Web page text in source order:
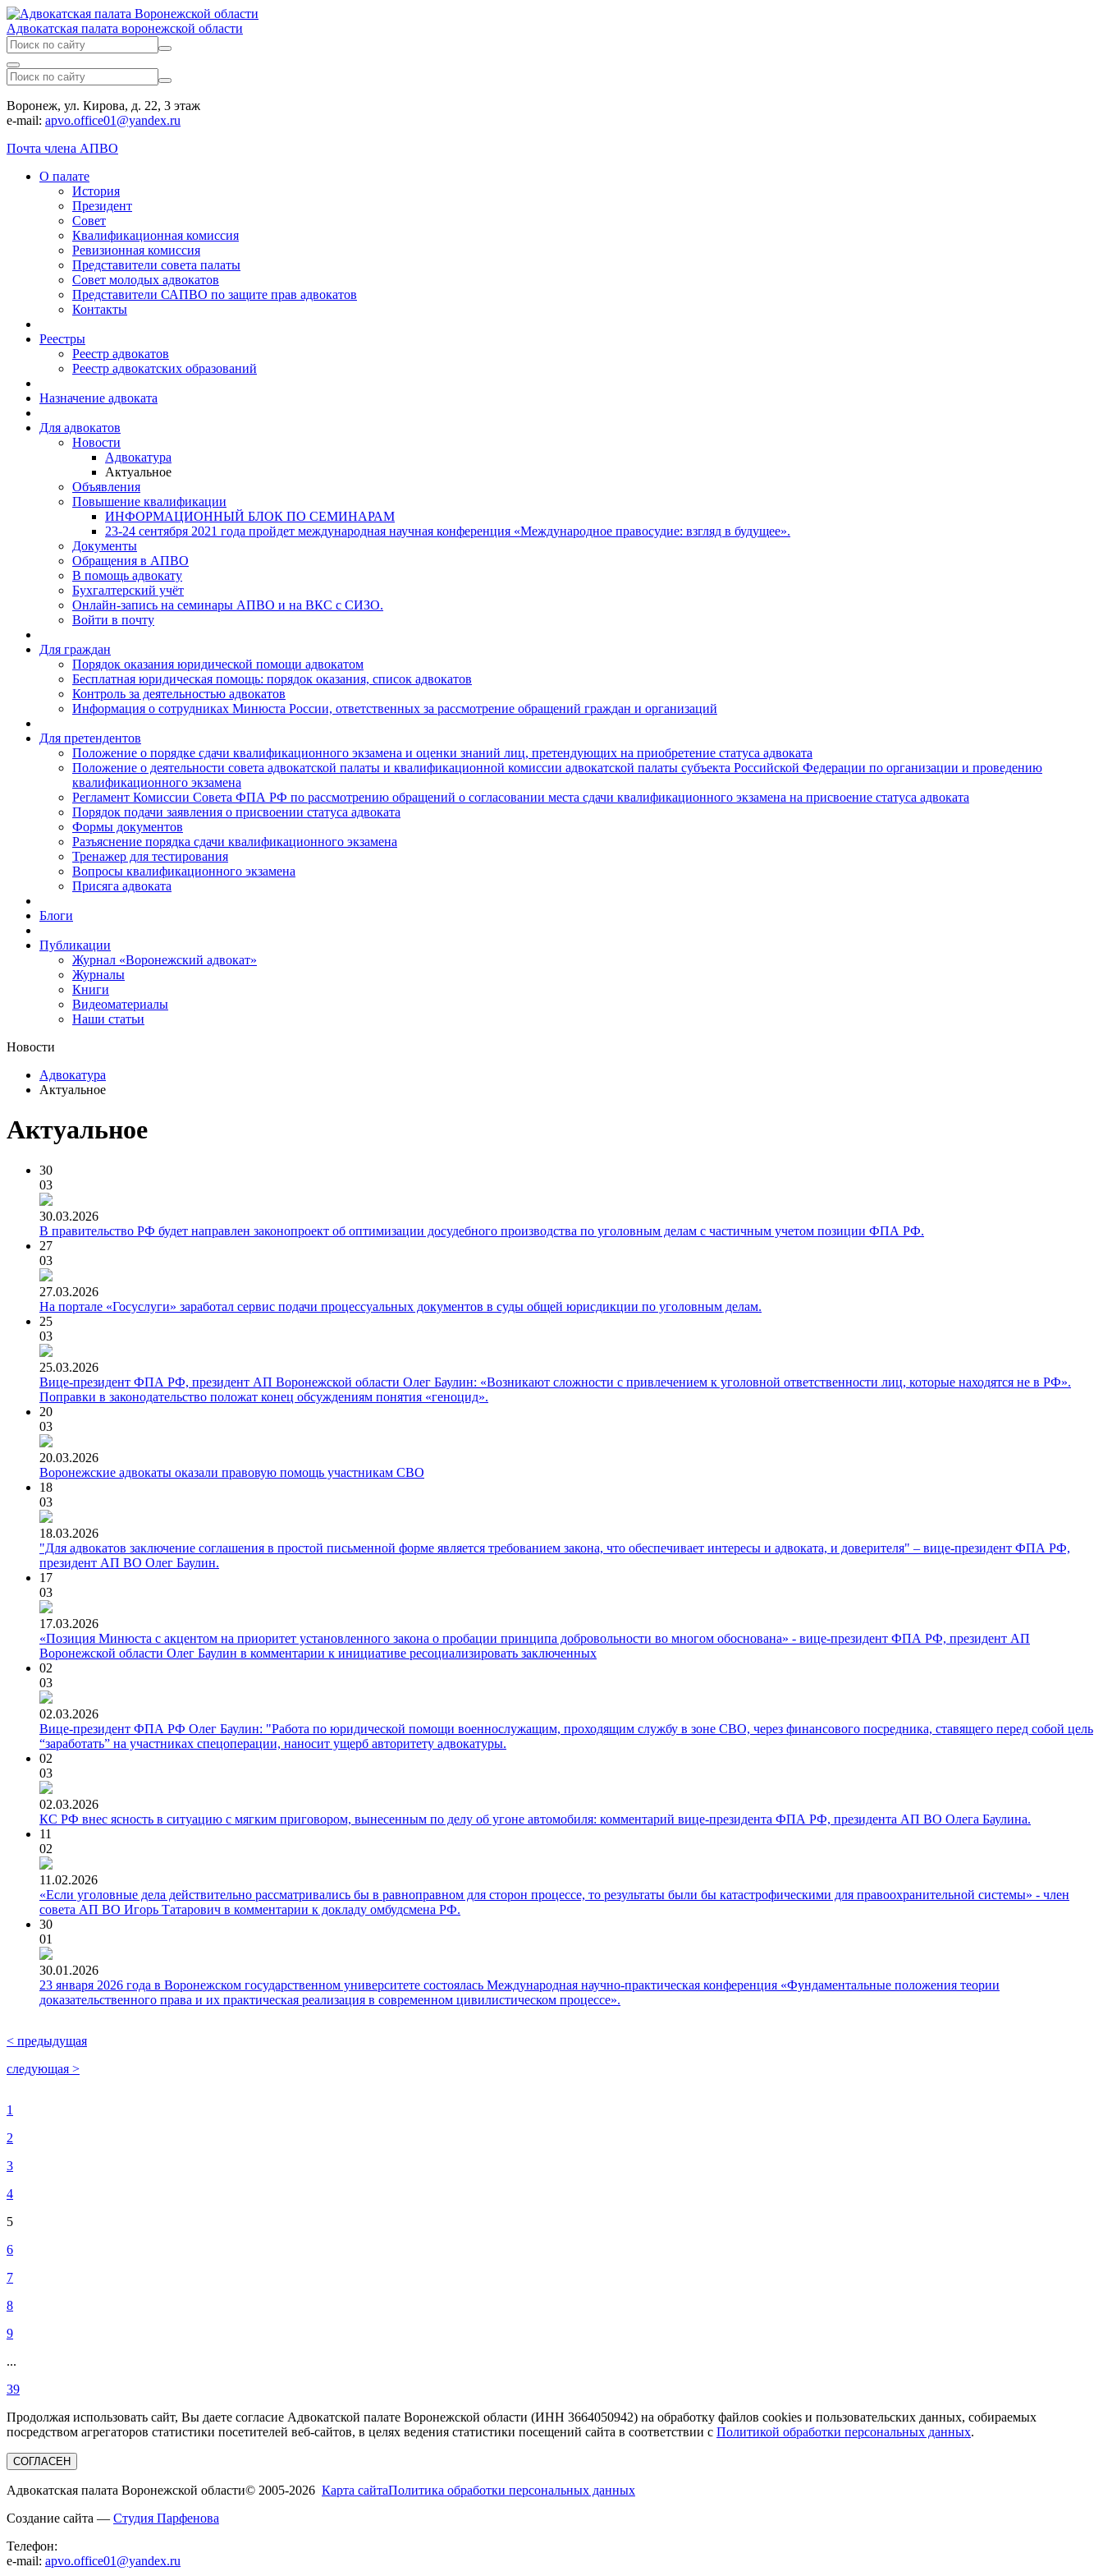
Адвокатская палата воронежской области
Воронеж, ул. Кирова, д. 22, 3 этаж
e-mail: apvo.office01@yandex.ru
Почта члена АПВО
О палате
История
Президент
Совет
Квалификационная комиссия
Ревизионная комиссия
Представители совета палаты
Совет молодых адвокатов
Представители САПВО по защите прав адвокатов
Контакты
Реестры
Реестр адвокатов
Реестр адвокатских образований
Назначение адвоката
Для адвокатов
Новости
Адвокатура
Актуальное
Объявления
Повышение квалификации
ИНФОРМАЦИОННЫЙ БЛОК ПО СЕМИНАРАМ
23-24 сентября 2021 года пройдет международная научная конференция «Международное правосудие: взгляд в будущее».
Документы
Обращения в АПВО
В помощь адвокату
Бухгалтерский учёт
Онлайн-запись на семинары АПВО и на ВКС с СИЗО.
Войти в почту
Для граждан
Порядок оказания юридической помощи адвокатом
Бесплатная юридическая помощь: порядок оказания, список адвокатов
Контроль за деятельностью адвокатов
Информация о сотрудниках Минюста России, ответственных за рассмотрение обращений граждан и организаций
Для претендентов
Положение о порядке сдачи квалификационного экзамена и оценки знаний лиц, претендующих на приобретение статуса адвоката
Положение о деятельности совета адвокатской палаты и квалификационной комиссии адвокатской палаты субъекта Российской Федерации по организации и проведению
квалификационного экзамена
Регламент Комиссии Совета ФПА РФ по рассмотрению обращений о согласовании места сдачи квалификационного экзамена на присвоение статуса адвоката
Порядок подачи заявления о присвоении статуса адвоката
Формы документов
Разъяснение порядка сдачи квалификационного экзамена
Тренажер для тестирования
Вопросы квалификационного экзамена
Присяга адвоката
Блоги
Публикации
Журнал «Воронежский адвокат»
Журналы
Книги
Видеоматериалы
Наши статьи
Новости
Адвокатура
Актуальное
Актуальное
30
03
30.03.2026
В правительство РФ будет направлен законопроект об оптимизации досудебного производства по уголовным делам с частичным учетом позиции ФПА РФ.
27
03
27.03.2026
На портале «Госуслуги» заработал сервис подачи процессуальных документов в суды общей юрисдикции по уголовным делам.
25
03
25.03.2026
Вице-президент ФПА РФ, президент АП Воронежской области Олег Баулин: «Возникают сложности с привлечением к уголовной ответственности лиц, которые находятся не в РФ».
Поправки в законодательство положат конец обсуждениям понятия «геноцид».
20
03
20.03.2026
Воронежские адвокаты оказали правовую помощь участникам СВО
18
03
18.03.2026
"Для адвокатов заключение соглашения в простой письменной форме является требованием закона, что обеспечивает интересы и адвоката, и доверителя" – вице-президент ФПА РФ,
президент АП ВО Олег Баулин.
17
03
17.03.2026
«Позиция Минюста с акцентом на приоритет установленного закона о пробации принципа добровольности во многом обоснована» - вице-президент ФПА РФ, президент АП
Воронежской области Олег Баулин в комментарии к инициативе ресоциализировать заключенных
02
03
02.03.2026
Вице-президент ФПА РФ Олег Баулин: "Работа по юридической помощи военнослужащим, проходящим службу в зоне СВО, через финансового посредника, ставящего перед собой цель
“заработать” на участниках спецоперации, наносит ущерб авторитету адвокатуры.
02
03
02.03.2026
КС РФ внес ясность в ситуацию с мягким приговором, вынесенным по делу об угоне автомобиля: комментарий вице-президента ФПА РФ, президента АП ВО Олега Баулина.
11
02
11.02.2026
«Если уголовные дела действительно рассматривались бы в равноправном для сторон процессе, то результаты были бы катастрофическими для правоохранительной системы» - член
совета АП ВО Игорь Татарович в комментарии к докладу омбудсмена РФ.
30
01
30.01.2026
23 января 2026 года в Воронежском государственном университете состоялась Международная научно-практическая конференция «Фундаментальные положения теории
доказательственного права и их практическая реализация в современном цивилистическом процессе».
< предыдущая
следующая >
1
2
3
4
5
6
7
8
9
...
39
Продолжая использовать сайт, Вы даете согласие Адвокатской палате Воронежской области (ИНН 3664050942) на обработку файлов cookies и пользовательских данных, собираемых
посредством агрегаторов статистики посетителей веб-сайтов, в целях ведения статистики посещений сайта в соответствии с Политикой обработки персональных данных.
СОГЛАСЕН
Адвокатская палата Воронежской области© 2005-2026 Карта сайтаПолитика обработки персональных данных
Создание сайта — Студия Парфенова
Телефон:
e-mail: apvo.office01@yandex.ru